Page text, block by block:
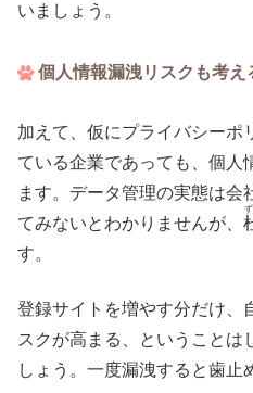
いましょう。
個人情報漏洩リスクも考え
加えて、仮にプライバシーポ
ている企業であっても、個人
ます。データ管理の実態は会
てみないとわかりませんが、
す。
登録サイトを増やす分だけ、
スクが高まる、ということは
しょう。一度漏洩すると歯止